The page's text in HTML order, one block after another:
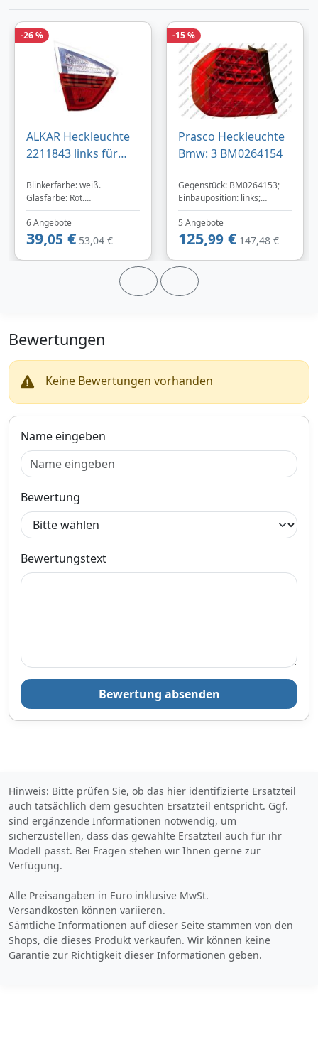
Zum Angebot
Produktinformationen des Anbieters
Verkauf und Versand durch
Produktinformationen des Anbieters
-26 %
ALKAR Heckleuchte
2211843 links für
Blinkerfarbe: weiß.
Glasfarbe: Rot.
Glühbirnenart: H21W/P21W.
Hersteller: DEPO.
Herstellernummer: 444-
1309L-UQ. Index: 444-
1309L-UQ. Montageseite:
Links. Sektion: Innenteil.
6 Angebote
39,05 € 53,04 €
-15 %
Prasco Heckleuchte
Bmw: 3 BM0264154
Gegenstück: BM0264153;
Einbauposition: links;
Baujahr ab: 10/2008,
09/2009
5 Angebote
125,99 € 147,48 €
Bewertungen
Keine Bewertungen vorhanden
Name eingeben
Bewertung
Bewertungstext
Bewertung absenden
Hinweis: Bitte prüfen Sie, ob das hier identifizierte Ersatzteil
auch tatsächlich dem gesuchten Ersatzteil entspricht. Ggf.
sind ergänzende Informationen notwendig, um
sicherzustellen, dass das gewählte Ersatzteil auch für ihr
Modell passt. Bei Fragen stehen wir Ihnen gerne zur
Verfügung.
Alle Preisangaben in Euro inklusive MwSt.
Versandkosten können variieren.
Sämtliche Informationen auf dieser Seite stammen von den
Shops, die dieses Produkt verkaufen. Wir können keine
Garantie zur Richtigkeit dieser Informationen geben.